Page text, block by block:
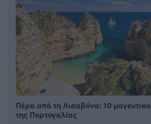
Πέρα από τη Λισαβόνα: 10
της Πορτογαλίας